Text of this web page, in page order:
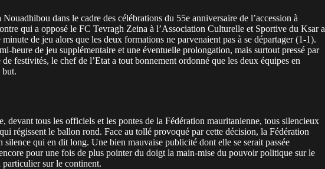
dans le cadre des célébrations du 55e anniversaire de l’accession à
qui a opposé le FC Tevragh Zeina à l’Association Culturelle et Sportive du Ksar a
de jeu alors que les deux formations ne parvenaient pas à se départager (1-1).
heure de jeu supplémentaire et une éventuelle prolongation, mais surtout pressé par
festivités, le chef de l’Etat a tout bonnement ordonné que les deux équipes en
but.
devant tous les officiels et les pontes de la Fédération mauritanienne, tous silencieux
régissent le ballon rond. Face au tollé provoqué par cette décision, la Fédération
silence qui en dit long. Une bien mauvaise publicité dont elle se serait passée
pour une fois de plus pointer du doigt la main-mise du pouvoir politique sur le
sur le continent.